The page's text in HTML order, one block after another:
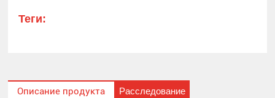
Теги:
Описание продукта Расследование